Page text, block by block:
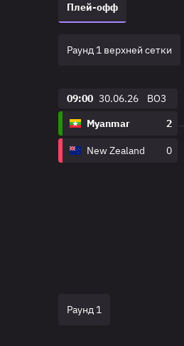
Плей-офф
Раунд 1 верхней сетки
09:00 30.06.26
BO3
Myanmar
2
New Zealand 0
Раунд 1